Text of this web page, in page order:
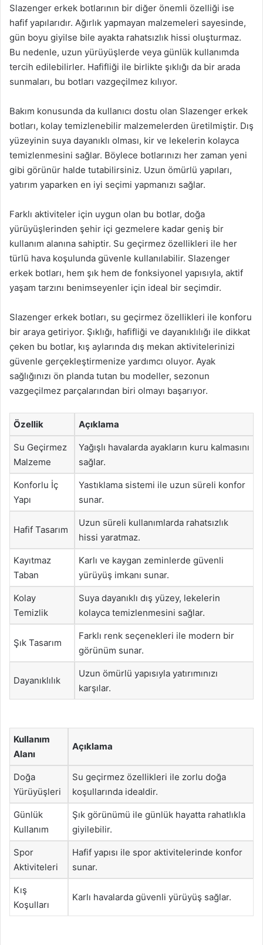
Slazenger erkek botlarının bir diğer önemli özelliği ise
hafif yapılarıdır. Ağırlık yapmayan malzemeleri sayesinde,
gün boyu giyilse bile ayakta rahatsızlık hissi oluşturmaz.
Bu nedenle, uzun yürüyüşlerde veya günlük kullanımda
tercih edilebilirler. Hafifliği ile birlikte şıklığı da bir arada
sunmaları, bu botları vazgeçilmez kılıyor.
Bakım konusunda da kullanıcı dostu olan Slazenger erkek
botları, kolay temizlenebilir malzemelerden üretilmiştir. Dış
yüzeyinin suya dayanıklı olması, kir ve lekelerin kolayca
temizlenmesini sağlar. Böylece botlarınızı her zaman yeni
gibi görünür halde tutabilirsiniz. Uzun ömürlü yapıları,
yatırım yaparken en iyi seçimi yapmanızı sağlar.
Farklı aktiviteler için uygun olan bu botlar, doğa
yürüyüşlerinden şehir içi gezmelere kadar geniş bir
kullanım alanına sahiptir. Su geçirmez özellikleri ile her
türlü hava koşulunda güvenle kullanılabilir. Slazenger
erkek botları, hem şık hem de fonksiyonel yapısıyla, aktif
yaşam tarzını benimseyenler için ideal bir seçimdir.
Slazenger erkek botları, su geçirmez özellikleri ile konforu
bir araya getiriyor. Şıklığı, hafifliği ve dayanıklılığı ile dikkat
çeken bu botlar, kış aylarında dış mekan aktivitelerinizi
güvenle gerçekleştirmenize yardımcı oluyor. Ayak
sağlığınızı ön planda tutan bu modeller, sezonun
vazgeçilmez parçalarından biri olmayı başarıyor.
Özellik Açıklama
Su Geçirmez
Malzeme
Yağışlı havalarda ayakların kuru kalmasını
sağlar.
Konforlu İç
Yapı
Yastıklama sistemi ile uzun süreli konfor
sunar.
Hafif Tasarım
Uzun süreli kullanımlarda rahatsızlık
hissi yaratmaz.
Kayıtmaz
Taban
Karlı ve kaygan zeminlerde güvenli
yürüyüş imkanı sunar.
Kolay
Temizlik
Suya dayanıklı dış yüzey, lekelerin
kolayca temizlenmesini sağlar.
Şık Tasarım
Farklı renk seçenekleri ile modern bir
görünüm sunar.
Dayanıklılık
Uzun ömürlü yapısıyla yatırımınızı
karşılar.
Kullanım
Alanı
Açıklama
Doğa
Yürüyüşleri
Su geçirmez özellikleri ile zorlu doğa
koşullarında idealdir.
Günlük
Kullanım
Şık görünümü ile günlük hayatta rahatlıkla
giyilebilir.
Spor
Aktiviteleri
Hafif yapısı ile spor aktivitelerinde konfor
sunar.
Kış
Koşulları
Karlı havalarda güvenli yürüyüş sağlar.